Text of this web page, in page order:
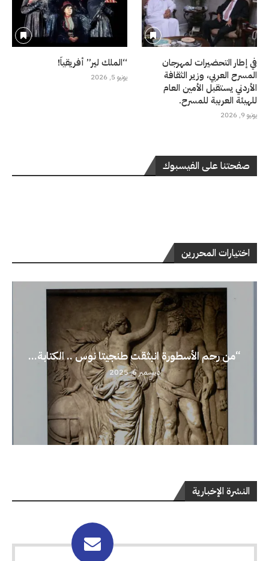
في إطار التحضيرات لمهرجان
المسرح العربي، وزير الثقافة
الأردني يستقبل الأمين العام
للهيئة العربية للمسرح.
يونيو 9, 2026
“الملك لير” أفريقياً!
يونيو 5, 2026
صفحتنا على الفيسبوك
اختيارات المحررين
“من رحم الأسطورة انبثقت طنجيتا نوس .. الكتابة...
ديسمبر 6, 2025
النشرة الإخبارية